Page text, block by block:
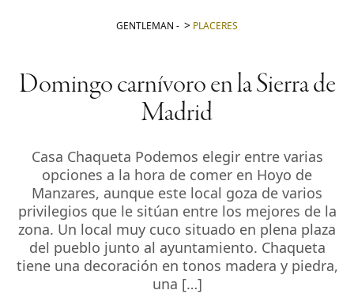
GENTLEMAN - PLACERES
Domingo carnívoro en la Sierra de
Madrid
Casa Chaqueta Podemos elegir entre varias
opciones a la hora de comer en Hoyo de
Manzares, aunque este local goza de varios
privilegios que le sitúan entre los mejores de la
zona. Un local muy cuco situado en plena plaza
del pueblo junto al ayuntamiento. Chaqueta
tiene una decoración en tonos madera y piedra,
una […]